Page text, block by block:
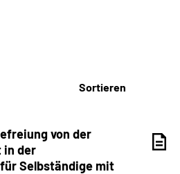
Sortieren
von der
in der
Selbständige mit